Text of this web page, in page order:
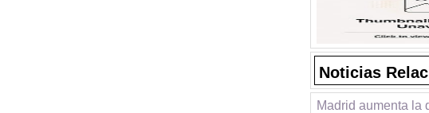
Noticias
Madrid aumenta la